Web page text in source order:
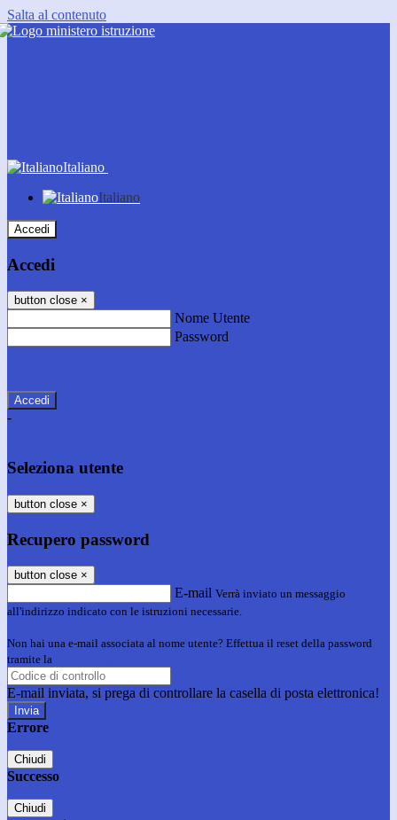
Salta al contenuto
Italiano
Italiano
Accedi
Accedi
button close ×
Nome Utente
Password
-
Seleziona utente
button close ×
Recupero password
button close ×
E-mail Verrà inviato un messaggio
all'indirizzo indicato con le istruzioni necessarie.
Non hai una e-mail associata al nome utente? Effettua il reset della password
tramite la
E-mail inviata, si prega di controllare la casella di posta elettronica!
Errore
Chiudi
Successo
Chiudi